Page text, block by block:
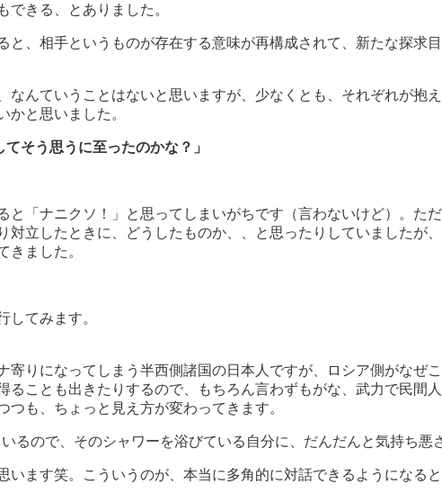
きる、とありました。
、相手というものが存在する意味が再構成されて、新たな探求目
なんていうことはないと思いますが、少なくとも、それぞれが抱
かと思いました。
そう思うに至ったのかな？」
「ナニクソ！」と思ってしまいがちです（言わないけど）。た
対立したときに、どうしたものか、、と思ったりしていました
きました。
してみます。
りになってしまう半西側諸国の日本人ですが、ロシア側がなぜ
ことも出きたりするので、もちろん言わずもがな、武力で民間
も、ちょっと見え方が変わってきます。
るので、そのシャワーを浴びている自分に、だんだんと気持ち悪
ます笑。こういうのが、本当に多角的に対話できるようになると